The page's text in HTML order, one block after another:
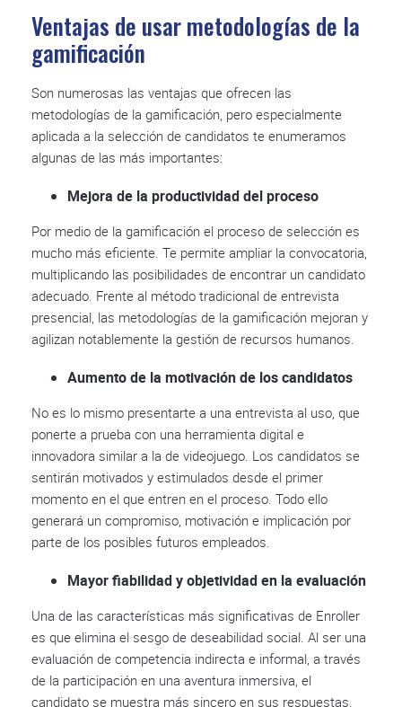
Ventajas de usar metodologías de la
gamificación
Son numerosas las ventajas que ofrecen las
metodologías de la gamificación, pero especialmente
aplicada a la selección de candidatos te enumeramos
algunas de las más importantes:
Mejora de la productividad del proceso
Por medio de la gamificación el proceso de selección es
mucho más eficiente. Te permite ampliar la convocatoria,
multiplicando las posibilidades de encontrar un candidato
adecuado. Frente al método tradicional de entrevista
presencial, las metodologías de la gamificación mejoran y
agilizan notablemente la gestión de recursos humanos.
Aumento de la motivación de los candidatos
No es lo mismo presentarte a una entrevista al uso, que
ponerte a prueba con una herramienta digital e
innovadora similar a la de videojuego. Los candidatos se
sentirán motivados y estimulados desde el primer
momento en el que entren en el proceso. Todo ello
generará un compromiso, motivación e implicación por
parte de los posibles futuros empleados.
Mayor fiabilidad y objetividad en la evaluación
Una de las características más significativas de Enroller
es que elimina el sesgo de deseabilidad social. Al ser una
evaluación de competencia indirecta e informal, a través
de la participación en una aventura inmersiva, el
candidato se muestra más sincero en sus respuestas.